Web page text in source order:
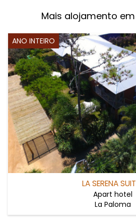
Mais alojamento em
ANO INTEIRO
LA SERENA
Apart hotel
La Paloma